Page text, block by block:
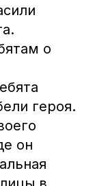
о
героя.
он